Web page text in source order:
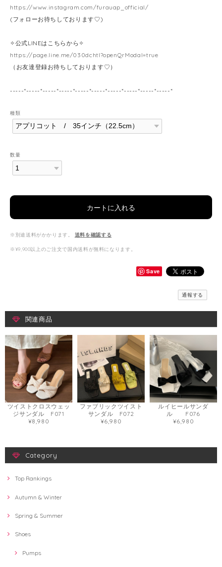
https://www.instagram.com/furauap_official/
(フォローお待ちしております♡)
✧公式LINEはこちらから✧
https://page.line.me/030dchtl?openQrModal=true
（お友達登録お待ちしております♡）
-----*-----*-----*-----*-----*-----*-----*-----*-----*-----*
種類
数量
カートに入れる
※別途送料がかかります。 送料を確認する
※¥9,900以上のご注文で国内送料が無料になります。
Save
通報する
関連商品
ツイストクロスウェッ
ジサンダル F071
¥8,980
ファブリックツイスト
サンダル F072
¥6,980
ルイヒールサンダ
ル F076
¥6,980
Category
Top Rankings
Autumn & Winter
Spring & Summer
Shoes
Pumps